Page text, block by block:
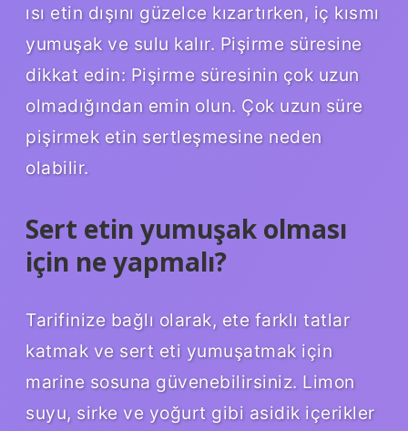
ısı etin dışını güzelce kızartırken, iç kısmı
yumuşak ve sulu kalır. Pişirme süresine
dikkat edin: Pişirme süresinin çok uzun
olmadığından emin olun. Çok uzun süre
pişirmek etin sertleşmesine neden
olabilir.
Sert etin yumuşak olması
için ne yapmalı?
Tarifinize bağlı olarak, ete farklı tatlar
katmak ve sert eti yumuşatmak için
marine sosuna güvenebilirsiniz. Limon
suyu, sirke ve yoğurt gibi asidik içerikler